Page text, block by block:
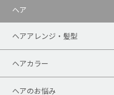
ヘア
ヘアアレンジ・髪型
ヘアカラー
ヘアのお悩み